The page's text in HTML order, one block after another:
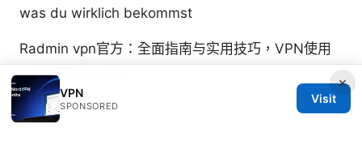
was du wirklich bekommst
Radmin vpn官方：全面指南与实用技巧，VPN使用
与安全性深入解析
×
VPN
SPONSORED
Visit